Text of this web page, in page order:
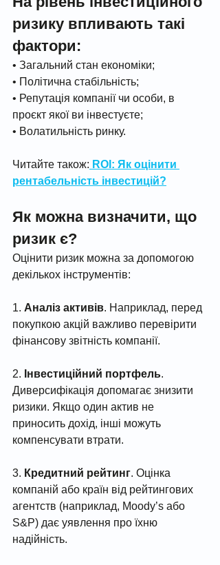
ризику впливають такі
фактори:
• Загальний стан економіки;
• Політична стабільність;
• Репутація компанії чи особи, в
проєкт якої ви інвестуєте;
• Волатильність ринку.
Читайте також: ROI: Як оцінити
рентабельність інвестицій?
Як можна визначити, що
ризик є?
Оцінити ризик можна за допомогою
декількох інструментів:
1. Аналіз активів. Наприклад, перед
покупкою акцій важливо перевірити
фінансову звітність компанії.
2. Інвестиційний портфель.
Диверсифікація допомагає знизити
ризики. Якщо один актив не
приносить дохід, інші можуть
компенсувати втрати.
3. Кредитний рейтинг. Оцінка
компаній або країн від рейтингових
агентств (наприклад, Moody’s або
S&P) дає уявлення про їхню
надійність.